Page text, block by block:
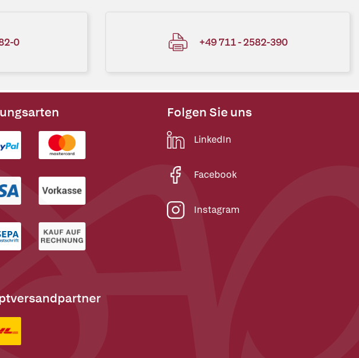
0 +49 711 - 2582-390
Folgen Sie uns
LinkedIn
Facebook
Instagram